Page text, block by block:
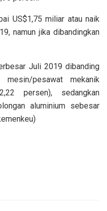
US$1,75 miliar atau naik
namun jika dibandingkan
Juli 2019 dibanding
pesawat mekanik
persen), sedangkan
aluminium sebesar